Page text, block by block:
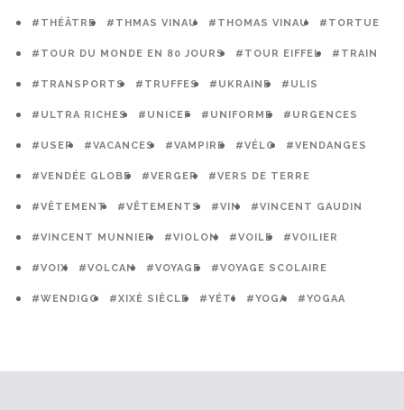
#THÉÂTRE #THMAS VINAU #THOMAS VINAU #TORTUE
#TOUR DU MONDE EN 80 JOURS #TOUR EIFFEL #TRAIN
#TRANSPORTS #TRUFFES #UKRAINE #ULIS
#ULTRA RICHES #UNICEF #UNIFORME #URGENCES
#USEP #VACANCES #VAMPIRE #VÉLO #VENDANGES
#VENDÉE GLOBE #VERGER #VERS DE TERRE
#VÊTEMENT #VÊTEMENTS #VIN #VINCENT GAUDIN
#VINCENT MUNNIER #VIOLON #VOILE #VOILIER
#VOIX #VOLCAN #VOYAGE #VOYAGE SCOLAIRE
#WENDIGO #XIXÈ SIÈCLE #YÉTI #YOGA #YOGAA